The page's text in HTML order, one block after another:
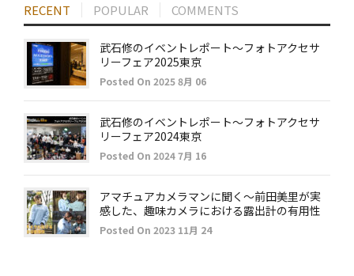
RECENT POPULAR COMMENTS
武石修のイベントレポート～フォトアクセサ
リーフェア2025東京
Posted On 2025 8月 06
武石修のイベントレポート～フォトアクセサ
リーフェア2024東京
Posted On 2024 7月 16
アマチュアカメラマンに聞く～前田美里が実
感した、趣味カメラにおける露出計の有用性
Posted On 2023 11月 24